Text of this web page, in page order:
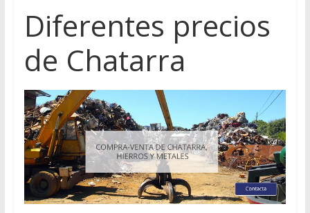
Diferentes precios
de Chatarra